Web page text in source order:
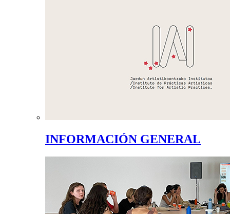
INFORMACIÓN GENERAL